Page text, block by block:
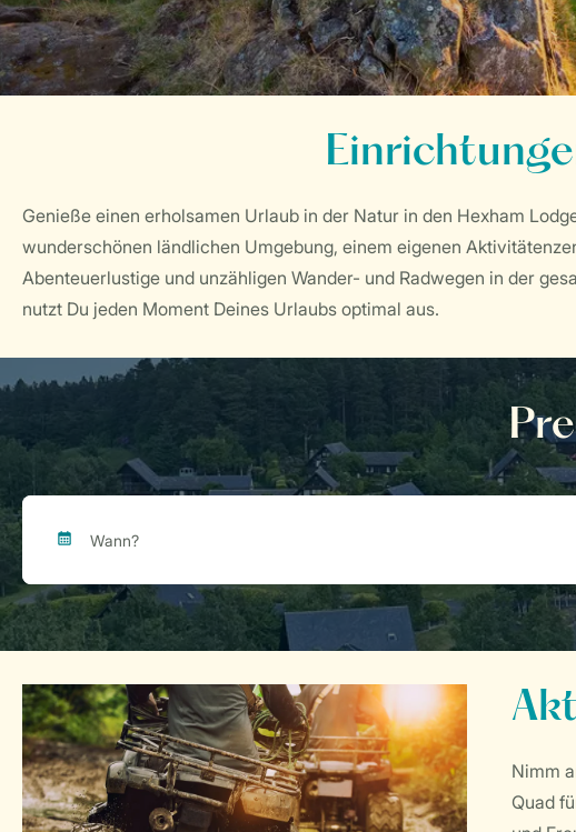
Genieße einen erholsamen Urlaub in der Natur in den Hexham
wunderschönen ländlichen Umgebung, einem eigenen
Abenteuerlustige und unzähligen Wander- und Radwegen in der
nutzt Du jeden Moment Deines Urlaubs optimal aus.
Nimm
Quad